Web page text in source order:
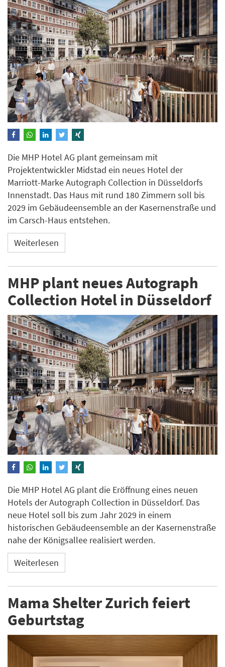
Die MHP Hotel AG plant gemeinsam mit
Projektentwickler Midstad ein neues Hotel der
Marriott-Marke Autograph Collection in Düsseldorfs
Innenstadt. Das Haus mit rund 180 Zimmern soll bis
2029 im Gebäudeensemble an der Kasernenstraße und
im Carsch-Haus entstehen.
Weiterlesen
MHP plant neues Autograph
Collection Hotel in Düsseldorf
Die MHP Hotel AG plant die Eröffnung eines neuen
Hotels der Autograph Collection in Düsseldorf. Das
neue Hotel soll bis zum Jahr 2029 in einem
historischen Gebäudeensemble an der Kasernenstraße
nahe der Königsallee realisiert werden.
Weiterlesen
Mama Shelter Zurich feiert
Geburtstag